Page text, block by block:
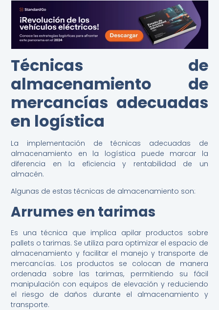
Técnicas de
almacenamiento de
mercancías adecuadas
en logística
La implementación de técnicas adecuadas de
almacenamiento en la logística puede marcar la
diferencia en la eficiencia y rentabilidad de un
almacén.
Algunas de estas técnicas de almacenamiento son:
Arrumes en tarimas
Es una técnica que implica apilar productos sobre
pallets o tarimas. Se utiliza para optimizar el espacio de
almacenamiento y facilitar el manejo y transporte de
mercancías. Los productos se colocan de manera
ordenada sobre las tarimas, permitiendo su fácil
manipulación con equipos de elevación y reduciendo
el riesgo de daños durante el almacenamiento y
transporte.